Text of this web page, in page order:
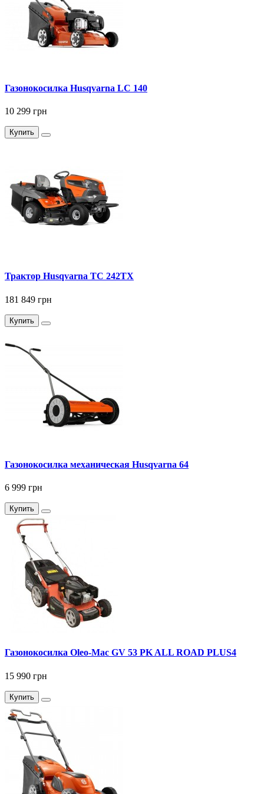
Газонокосилка Husqvarna LC 140
10 299 грн
Купить
Трактор Husqvarna TC 242TX
181 849 грн
Купить
Газонокосилка механическая Husqvarna 64
6 999 грн
Купить
Газонокосилка Оlео-Маc GV 53 PK ALL ROAD PLUS4
15 990 грн
Купить